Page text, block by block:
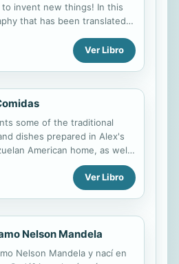
invent new things! In this
that has been translated
life as a teacher and
of such incredible
as the telephone, record
and metal detector. Colorful
supportive text, an
timeline, and a helpful
table of contents, and
to give readers an
look into the life of
Bell. This 6-Pack includes
of this title and a lesson
Ver Libro
some of the traditional
dishes prepared in Alex's
American home, as well
traditional dishes from other
countries. Ver Libro
Nelson Mandela
Nelson Mandela y nací en